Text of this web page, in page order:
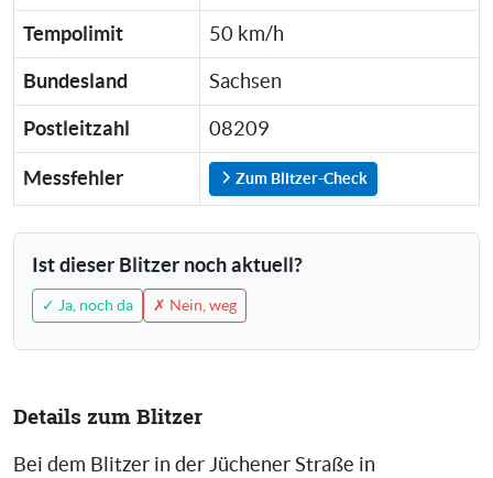
Tempolimit 50 km/h
Bundesland Sachsen
Postleitzahl 08209
Messfehler Zum Blitzer-Check
Ist dieser Blitzer noch aktuell?
✓ Ja, noch da ✗ Nein, weg
Details zum Blitzer
Bei dem Blitzer in der Jüchener Straße in